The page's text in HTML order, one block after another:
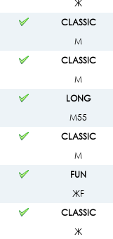
Ж
CLASSIC
М
CLASSIC
М
LONG
М55
CLASSIC
М
FUN
ЖF
CLASSIC
Ж